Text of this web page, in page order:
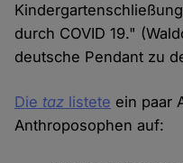
durch COVID 19."
deutsche Pendant zu
Die taz listete ein paar
Anthroposophen auf: